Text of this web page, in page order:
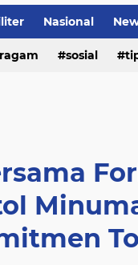
Nasional
ragam sosial